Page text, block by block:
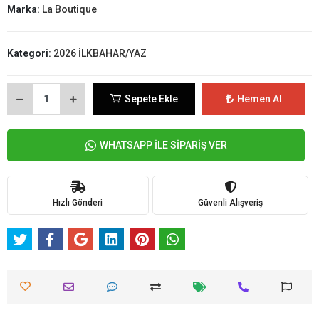
Marka: La Boutique
Kategori: 2026 İLKBAHAR/YAZ
Sepete Ekle Hemen Al
WHATSAPP İLE SİPARİŞ VER
Hızlı Gönderi Güvenli Alışveriş